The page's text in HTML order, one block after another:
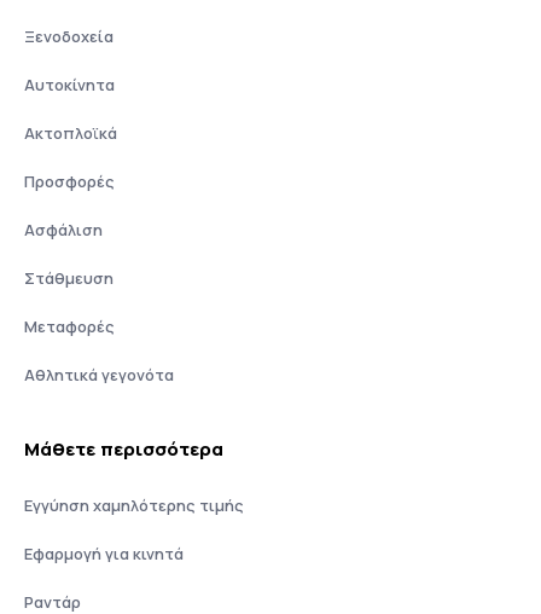
Ξενοδοχεία
Αυτοκίνητα
Ακτοπλοϊκά
Προσφορές
Ασφάλιση
Στάθμευση
Μεταφορές
Αθλητικά γεγονότα
Μάθετε περισσότερα
Εγγύηση χαμηλότερης τιμής
Εφαρμογή για κινητά
Ραντάρ